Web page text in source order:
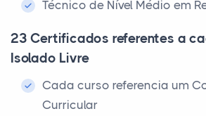
Técnico de Nível Médio em
23 Certificados referentes a
Isolado Livre
Cada curso referencia um
Curricular